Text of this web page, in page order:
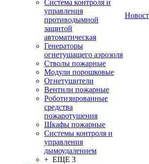
Система контроля и
управления
противодымной
защитой
автоматическая
Генераторы
огнетушащего аэрозоля
Стволы пожарные
Модули порошковые
Огнетушители
Вентили пожарные
Роботизированные
средства
пожаротушения
Шкафы пожарные
Системы контроля и
управления
дымоудалением
+ ЕЩЕ 3